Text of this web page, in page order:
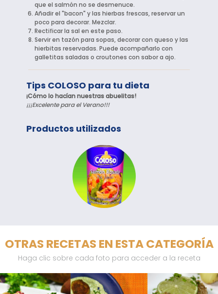
que el salmón no se desmenuce.
Añadir el "bacon" y las hierbas frescas, reservar un
poco para decorar. Mezclar.
Rectificar la sal en este paso.
Servir en tazón para sopas, decorar con queso y las
hierbitas reservadas. Puede acompañarlo con
galletitas saladas o croutones con sabor a ajo.
Tips COLOSO para tu dieta
¡Cómo lo hacían nuestras abuelitas!
¡¡¡Excelente para el Verano!!!
Productos utilizados
OTRAS RECETAS EN ESTA CATEGORÍA
Haga clic sobre cada foto para acceder a la receta